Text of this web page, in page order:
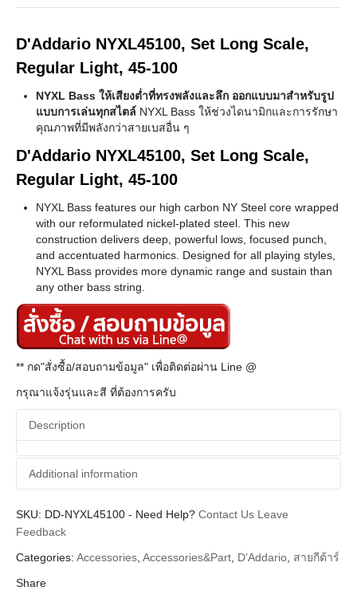
D'Addario NYXL45100, Set Long Scale,
Regular Light, 45-100
NYXL Bass ให้เสียงต่ำที่ทรงพลังและลึก ออกแบบมาสำหรับรูป
แบบการเล่นทุกสไตล์ NYXL Bass ให้ช่วงไดนามิกและการรักษา
คุณภาพที่มีพลังกว่าสายเบสอื่น ๆ
D'Addario NYXL45100, Set Long Scale,
Regular Light, 45-100
NYXL Bass features our high carbon NY Steel core wrapped
with our reformulated nickel-plated steel. This new
construction delivers deep, powerful lows, focused punch,
and accentuated harmonics. Designed for all playing styles,
NYXL Bass provides more dynamic range and sustain than
any other bass string.
** กด"สั่งซื้อ/สอบถามข้อมูล" เพื่อติดต่อผ่าน Line @
กรุณาแจ้งรุ่นและสี ที่ต้องการครับ
Description
Additional information
Additional information
SKU: DD-NYXL45100 - Need Help? Contact Us Leave
Feedback
Categories: Accessories Accessories&Part D’Addario สายกีต้าร์
Share